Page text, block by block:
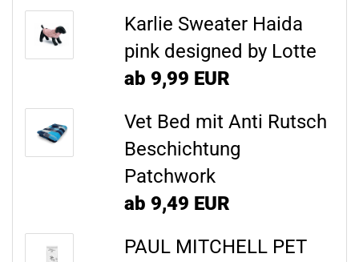
Karlie Sweater Haida
pink designed by Lotte
ab 9,99 EUR
Vet Bed mit Anti Rutsch
Beschichtung
Patchwork
ab 9,49 EUR
PAUL MITCHELL PET